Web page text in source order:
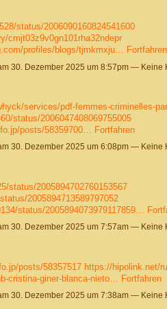
status/2006090160824541600
cmjt03z9v0gn101rha32ndepr
profiles/blogs/tjmkmxju… Fortfahren
30. Dezember 2025 um 8:57pm — Keine
services/pdf-femmes-criminelles-
status/2006047408069755005
posts/58359700… Fortfahren
30. Dezember 2025 um 6:08pm — Keine
status/2005894702760153567
2005894713589797052
status/2005894073979117859…
30. Dezember 2025 um 7:57am — Keine
posts/58357517 https://hipolink.net/
cristina-giner-blanca-nieto… Fortfahren
30. Dezember 2025 um 7:38am — Keine